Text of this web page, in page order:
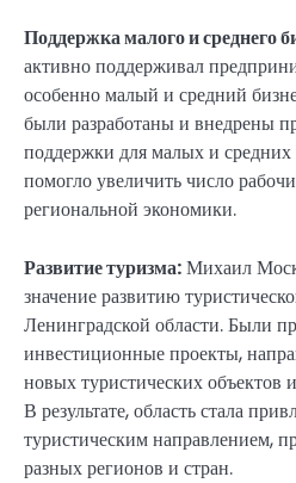
Поддержка малого и среднего
активно поддерживал
особенно малый и средний
были разработаны и внедрены
поддержки для малых и
помогло увеличить число
региональной экономики.
Развитие туризма:Михаил
значение развитию
Ленинградской области. Были
инвестиционные проекты,
новых туристических объектов
В результате, область стала
туристическим направлением,
разных регионов и стран.